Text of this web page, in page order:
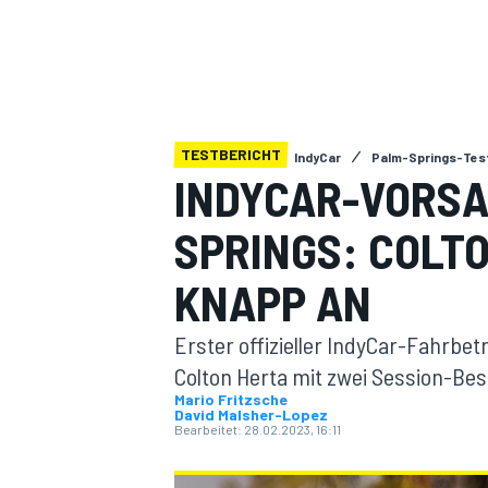
MOTOGP
TESTBERICHT IndyCar Palm-Springs-
INDYCAR-
SPRINGS:
KNAPP AN
Erster offizieller IndyCar-
Colton Herta mit zwei Session-
Mario Fritzsche
David Malsher-Lopez
Bearbeitet: 28.02.2023, 16:11